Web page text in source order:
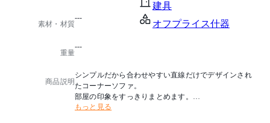
建具
オフプライス什器
素材・材質
---
重量
---
商品説明
シンプルだから合わせやすい直線だけでデザインされ
たコーナーソファ。
部屋の印象をすっきりまとめます。
もっと見る